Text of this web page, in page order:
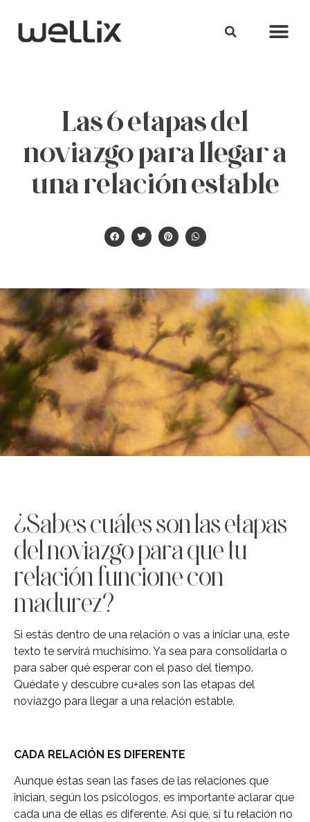
Las 6 etapas del
noviazgo para llegar a
una relación estable
¿Sabes cuáles son las etapas
del noviazgo para que tu
relación funcione con
madurez?
Si estás dentro de una relación o vas a iniciar una, este
texto te servirá muchísimo. Ya sea para consolidarla o
para saber qué esperar con el paso del tiempo.
Quédate y descubre cu+ales son las etapas del
noviazgo para llegar a una relación estable.
CADA RELACIÓN ES DIFERENTE
Aunque éstas sean las fases de las relaciones que
inician, según los psicólogos, es importante aclarar que
cada una de ellas es diferente. Así que, si tu relación no